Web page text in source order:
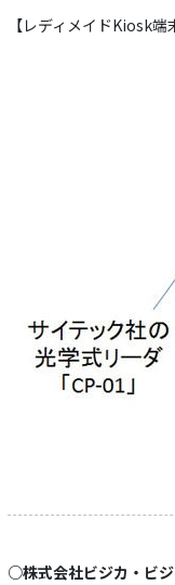
【レディメイドKiosk端
○株式会社ビジカ・ビ